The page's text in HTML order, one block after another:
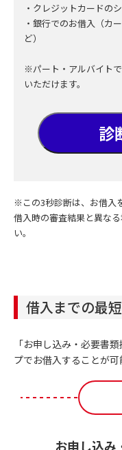
・クレジットカードの
・銀行でのお借入（カ
ど）
※パート・アルバイト
いただけます。
診
※この3秒診断は、お借入
借入時の審査結果と異な
い。
借入までの最
「お申し込み・必要書
プでお借入することが可
お申し込み